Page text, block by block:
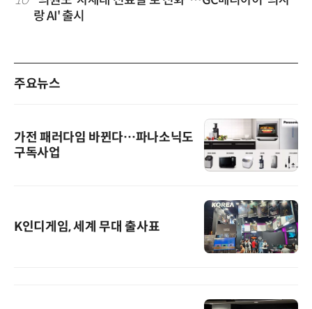
랑 AI' 출시
주요뉴스
가전 패러다임 바뀐다…파나소닉도
구독사업
K인디게임, 세계 무대 출사표